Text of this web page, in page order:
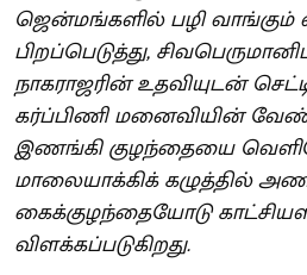
ஜென்மங்களில் பழி வாங்கும்
பிறப்பெடுத்து,
நாகராஜரின் உதவியுடன்
கர்ப்பிணி மனைவியின்
இணங்கி குழந்தையை
மாலையாக்கிக் கழுத்தில்
கைக்குழந்தையோடு
விளக்கப்படுகிறது.